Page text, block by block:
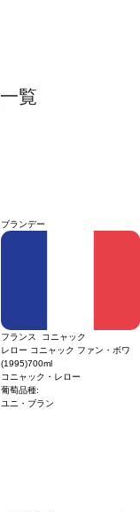
覧
ブランデー
フランス コニャック
レロー コニャック ファン・ボワ
(1995)700ml
コニャック・レロー
葡萄品種:
ユニ・ブラン